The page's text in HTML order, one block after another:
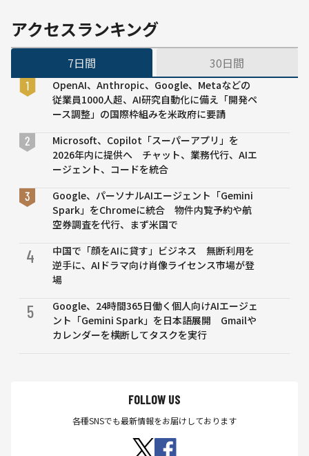
求め
ネッ
命よ
アクセスランキング
7日間 30日間
OpenAI、Anthropic、Google、Metaなどの
従業員1000人超、AI研究自動化に備え「開発ペ
ース調整」の国際枠組みを米政府に要請
Microsoft、Copilot「スーパーアプリ」を
2026年内に提供へ チャット、業務代行、AIエ
ージェント、コードを統合
Google、パーソナルAIエージェント「Gemini
Spark」をChromeに統合 物件内覧予約や航
空券調査を代行、まず米国で
4
中国で「顔をAIに貸す」ビジネス 無断利用を
逆手に、AIドラマ向け肖像ライセンス市場が登
場
5
Google、24時間365日働く個人向けAIエージェ
ント「Gemini Spark」を日本語展開 Gmailや
カレンダーを横断してタスクを実行
FOLLOW US
各種SNSでも最新情報をお届けしております